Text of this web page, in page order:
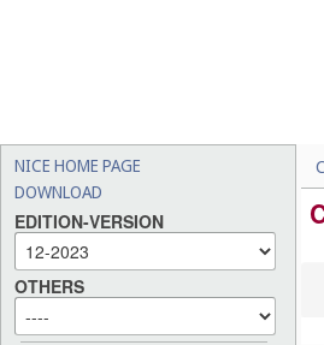
NICE HOME PAGE
DOWNLOAD
EDITION-VERSION
OTHERS